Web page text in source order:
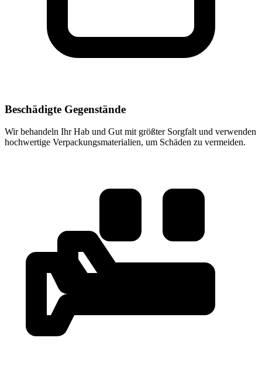
Beschädigte Gegenstände
Wir behandeln Ihr Hab und Gut mit größter Sorgfalt und verwenden
hochwertige Verpackungsmaterialien, um Schäden zu vermeiden.